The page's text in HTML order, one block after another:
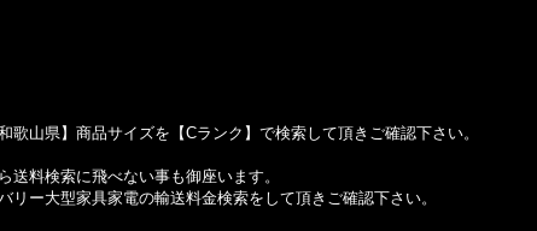
山県】商品サイズを【Cランク】で検索して頂きご確認下さい。
料検索に飛べない事も御座います。
リー大型家具家電の輸送料金検索をして頂きご確認下さい。